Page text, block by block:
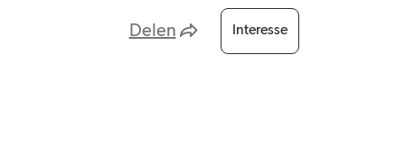
Delen Interesse